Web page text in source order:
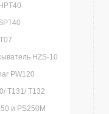
HZS-10
PW120
T131/ T132
и PS250M